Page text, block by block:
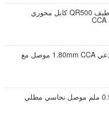
لحام أنبوب الألومنيوم اللطيف QR500 كابل محوري
QR320 كابل متكافئ جذعي 1.80mm CCA موصل مع
RG223 كابل محوري 0.90 ملم موصل نحاسي مطلي